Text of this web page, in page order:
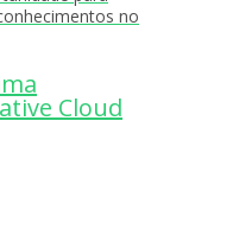
no
Cloud